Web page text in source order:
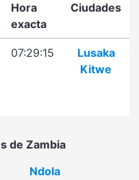
Hora
exacta
Ciudades
07:29:15
Lusaka
Kitwe
de Zambia
Ndola